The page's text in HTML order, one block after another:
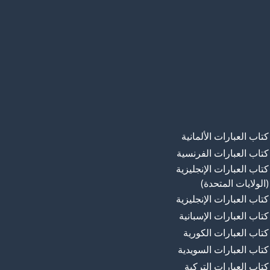
كتاب العبارات الألمانية
كتاب العبارات الفرنسية
كتاب العبارات الإنجليزية
(الولايات المتحدة)
كتاب العبارات الإنجليزية
كتاب العبارات الإسبانية
كتاب العبارات الكورية
كتاب العبارات السويدية
كتاب العبارات التركية